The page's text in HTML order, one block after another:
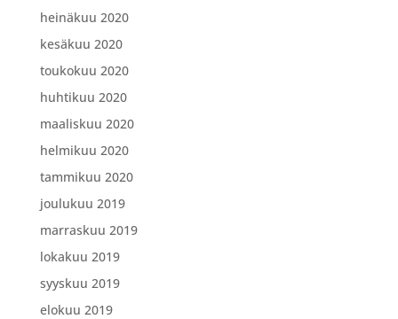
heinäkuu 2020
kesäkuu 2020
toukokuu 2020
huhtikuu 2020
maaliskuu 2020
helmikuu 2020
tammikuu 2020
joulukuu 2019
marraskuu 2019
lokakuu 2019
syyskuu 2019
elokuu 2019